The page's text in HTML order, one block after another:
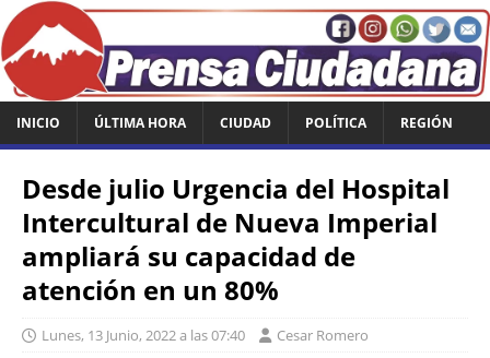
INICIO ÚLTIMA HORA CIUDAD POLÍTICA REGIÓN
Desde julio Urgencia del Hospital
Intercultural de Nueva Imperial
ampliará su capacidad de
atención en un 80%
Lunes, 13 Junio, 2022 a las 07:40 Cesar Romero